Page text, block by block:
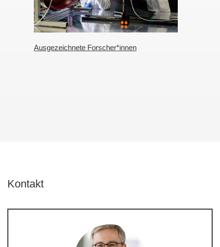
Ausgezeichnete Forscher*innen
Kontakt